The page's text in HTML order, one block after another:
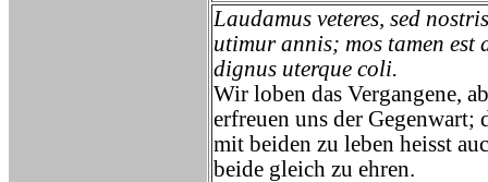
Laudamus veteres, sed nostris
utimur annis; mos tamen est
dignus uterque coli.
Wir loben das Vergangene,
erfreuen uns der Gegenwart;
mit beiden zu leben heisst
beide gleich zu ehren.